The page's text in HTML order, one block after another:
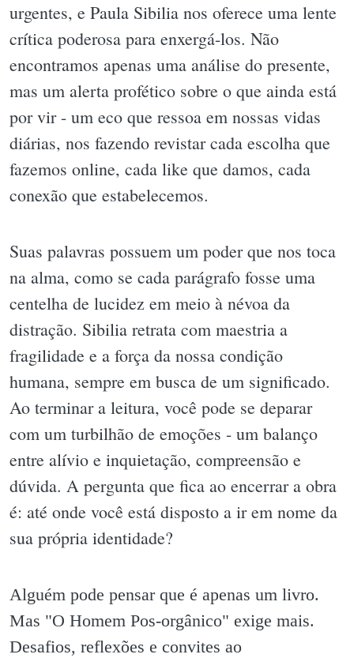
urgentes, e Paula Sibilia nos oferece uma lente
crítica poderosa para enxergá-los. Não
encontramos apenas uma análise do presente,
mas um alerta profético sobre o que ainda está
por vir - um eco que ressoa em nossas vidas
diárias, nos fazendo revistar cada escolha que
fazemos online, cada like que damos, cada
conexão que estabelecemos.
Suas palavras possuem um poder que nos toca
na alma, como se cada parágrafo fosse uma
centelha de lucidez em meio à névoa da
distração. Sibilia retrata com maestria a
fragilidade e a força da nossa condição
humana, sempre em busca de um significado.
Ao terminar a leitura, você pode se deparar
com um turbilhão de emoções - um balanço
entre alívio e inquietação, compreensão e
dúvida. A pergunta que fica ao encerrar a obra
é: até onde você está disposto a ir em nome da
sua própria identidade?
Alguém pode pensar que é apenas um livro.
Mas "O Homem Pos-orgânico" exige mais.
Desafios, reflexões e convites ao